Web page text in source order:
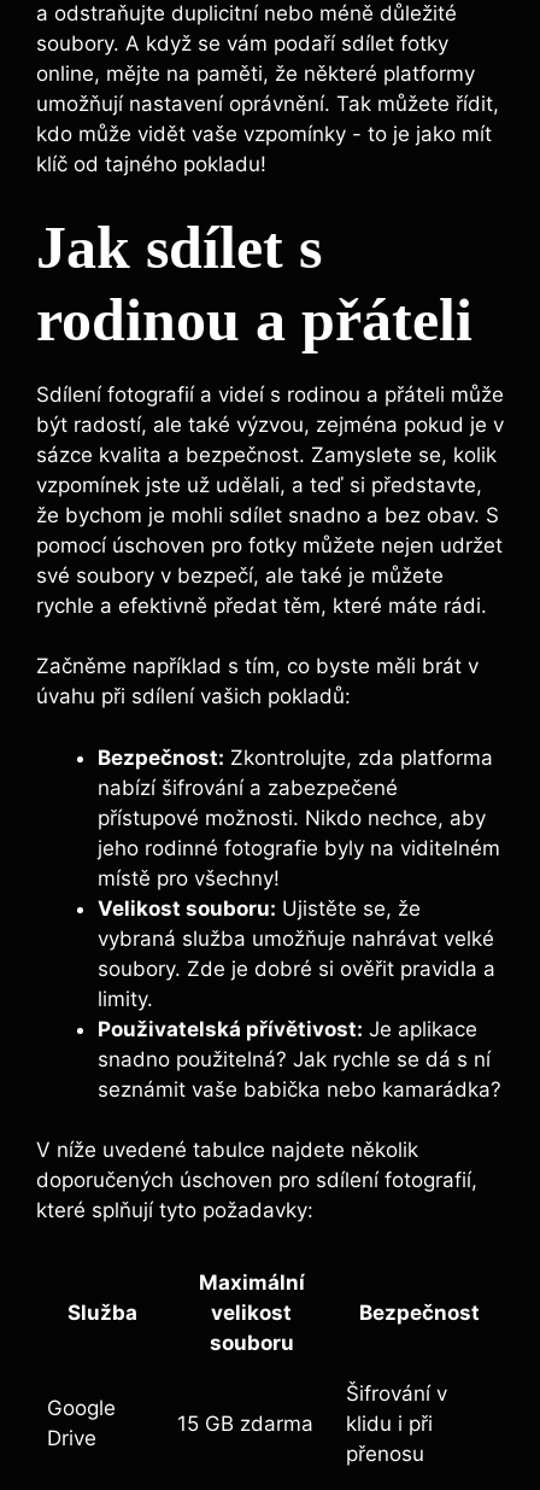
a odstraňujte duplicitní nebo méně důležité
soubory. A když ‍se vám podaří sdílet fotky
online, mějte na paměti, že některé platformy⁣
umožňují nastavení oprávnění. Tak můžete řídit,
kdo může vidět vaše ​vzpomínky ⁤- to je jako mít⁣
klíč od tajného pokladu!
Jak sdílet s
rodinou a přáteli
Sdílení fotografií a videí⁤ s rodinou a přáteli může
být radostí, ale také výzvou, ⁣zejména pokud ⁣je v
sázce kvalita a bezpečnost. Zamyslete se, kolik‍
vzpomínek jste už udělali, a teď si představte,
že bychom⁣ je mohli sdílet snadno a bez obav. ​S
pomocí úschoven pro fotky můžete nejen udržet
své soubory v bezpečí, ⁣ale také je můžete
rychle a ⁢efektivně předat těm, které máte rádi.
Začněme například​ s tím, co byste měli brát‍ v
úvahu při sdílení vašich pokladů:
Bezpečnost: ‍Zkontrolujte, zda ⁢platforma
‌nabízí šifrování a zabezpečené
přístupové⁢ možnosti. Nikdo nechce, aby
jeho rodinné fotografie byly na ⁤viditelném
místě pro všechny!
Velikost souboru: Ujistěte se, že
vybraná‍ služba umožňuje nahrávat velké
soubory. Zde je dobré si ověřit pravidla a
limity.
Použivatelská přívětivost: Je aplikace
snadno použitelná? ‌Jak rychle se dá s⁢ ní
seznámit vaše babička nebo kamarádka?
V níže uvedené tabulce‌ najdete několik
doporučených úschoven pro sdílení fotografií,
které splňují tyto požadavky:
Služba
Maximální
⁣velikost
souboru
Bezpečnost
Google
‍Drive
15 GB zdarma
Šifrování v
klidu i ‍při
přenosu